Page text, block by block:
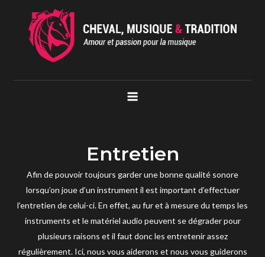
content
Cheval Musique Tradition
Amour et passion pour la musique
Entretien
Afin de pouvoir toujours garder une bonne qualité sonore
lorsqu’on joue d’un instrument il est important d’effectuer
l’entretien de celui-ci. En effet, au fur et à mesure du temps les
instruments et le matériel audio peuvent se dégrader pour
plusieurs raisons et il faut donc les entretenir assez
régulièrement. Ici, nous vous aiderons et nous vous guiderons